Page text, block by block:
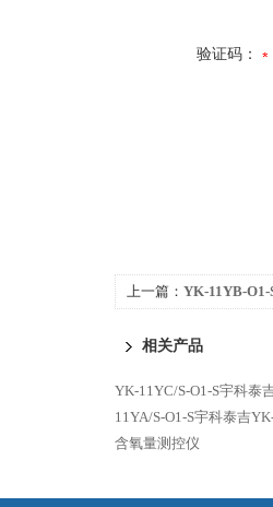
验证码：
上一篇： YK-11YB-O1-
相关产品
YK-11YC/S-O1-S宇科泰
11YA/S-O1-S宇科泰吉
含氧量测控仪